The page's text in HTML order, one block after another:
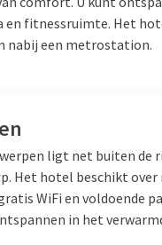
gerechten? Overweeg
verse salades, luxe
van warme gerechten
gevarieerde lunch.
gerechten en is er
beste bij uw wensen
en fitnessruimte. Het
nabij een metrostation.
ligt net buiten de
Het hotel beschikt over
WiFi en voldoende
in het